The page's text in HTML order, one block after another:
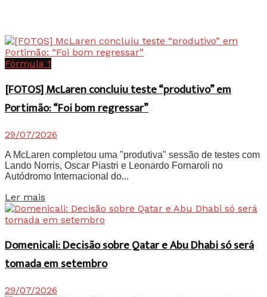
Fórmula 1
[FOTOS] McLaren concluiu teste “produtivo” em
Portimão: “Foi bom regressar”
29/07/2026
A McLaren completou uma "produtiva" sessão de testes com
Lando Norris, Oscar Piastri e Leonardo Fornaroli no
Autódromo Internacional do...
Ler mais
Domenicali: Decisão sobre Qatar e Abu Dhabi só será
tomada em setembro
29/07/2026